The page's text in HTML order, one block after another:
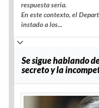
respuesta seria.
En este contexto, el
instado a los...
Se sigue hablando
secreto y la